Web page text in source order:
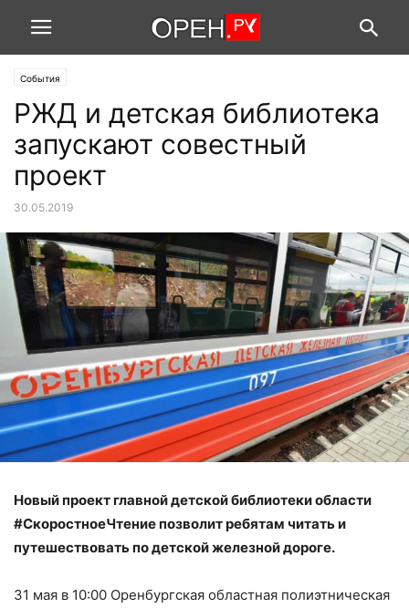
События
РЖД и детская библиотека
запускают совестный
проект
30.05.2019
Новый проект главной детской библиотеки области
#СкоростноеЧтение позволит ребятам читать и
путешествовать по детской железной дороге.
31 мая в 10:00 Оренбургская областная полиэтническая